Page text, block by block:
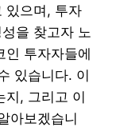
있으며, 투자
을 찾고자 노
인 투자자들에
있습니다. 이
지, 그리고 이
아보겠습니